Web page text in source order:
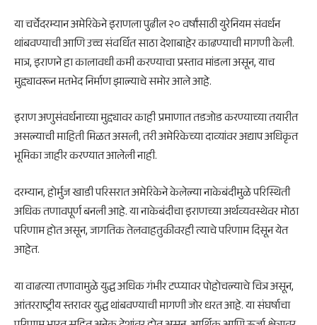
या चर्चेदरम्यान अमेरिकेने इराणला पुढील २० वर्षांसाठी युरेनियम संवर्धन
थांबवण्याची आणि उच्च संवर्धित साठा देशाबाहेर काढण्याची मागणी केली.
मात्र, इराणने हा कालावधी कमी करण्याचा प्रस्ताव मांडला असून, याच
मुद्द्यावरून मतभेद निर्माण झाल्याचे समोर आले आहे.
इराण अणुसंवर्धनाच्या मुद्द्यावर काही प्रमाणात तडजोड करण्याच्या तयारीत
असल्याची माहिती मिळत असली, तरी अमेरिकेच्या दाव्यांवर अद्याप अधिकृत
भूमिका जाहीर करण्यात आलेली नाही.
दरम्यान,होर्मुज खाडीपरिसरात अमेरिकेने केलेल्या नाकेबंदीमुळे परिस्थिती
अधिक तणावपूर्ण बनली आहे. या नाकेबंदीचा इराणच्या अर्थव्यवस्थेवर मोठा
परिणाम होत असून, जागतिक तेलवाहतुकीवरही त्याचे परिणाम दिसून येत
आहेत.
या वाढत्या तणावामुळे युद्ध अधिक गंभीर टप्प्यावर पोहोचल्याचे चित्र असून,
आंतरराष्ट्रीय स्तरावर युद्ध थांबवण्याची मागणी जोर धरत आहे. या संघर्षाचा